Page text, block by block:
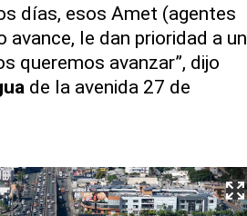
días, esos Amet (agentes
avance, le dan prioridad a un
queremos avanzar”, dijo
de la avenida 27 de